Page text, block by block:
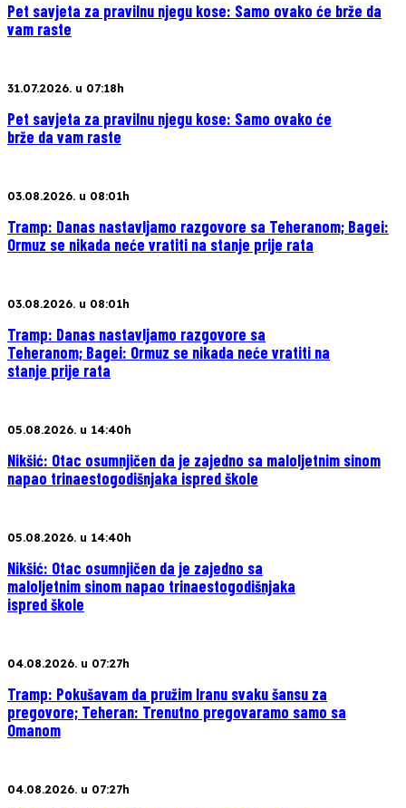
Pet savjeta za pravilnu njegu kose: Samo ovako će brže da
vam raste
31.07.2026. u 07:18h
Pet savjeta za pravilnu njegu kose: Samo ovako će
brže da vam raste
03.08.2026. u 08:01h
Tramp: Danas nastavljamo razgovore sa Teheranom; Bagei:
Ormuz se nikada neće vratiti na stanje prije rata
03.08.2026. u 08:01h
Tramp: Danas nastavljamo razgovore sa
Teheranom; Bagei: Ormuz se nikada neće vratiti na
stanje prije rata
05.08.2026. u 14:40h
Nikšić: Otac osumnjičen da je zajedno sa maloljetnim sinom
napao trinaestogodišnjaka ispred škole
05.08.2026. u 14:40h
Nikšić: Otac osumnjičen da je zajedno sa
maloljetnim sinom napao trinaestogodišnjaka
ispred škole
04.08.2026. u 07:27h
Tramp: Pokušavam da pružim Iranu svaku šansu za
pregovore; Teheran: Trenutno pregovaramo samo sa
Omanom
04.08.2026. u 07:27h